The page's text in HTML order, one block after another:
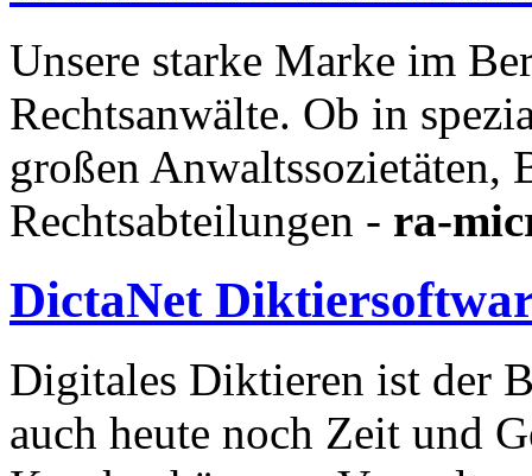
Unsere starke Marke im
Rechtsanwälte. Ob in
großen Anwaltssozietäten,
Rechtsabteilungen - ra-
DictaNet
Digitales Diktieren ist der
auch heute noch Zeit und